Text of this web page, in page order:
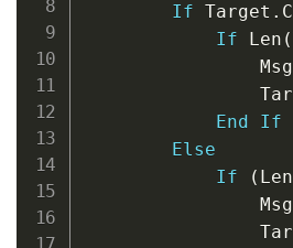
If Target .
If Len (
End
If
Else
If
( Len